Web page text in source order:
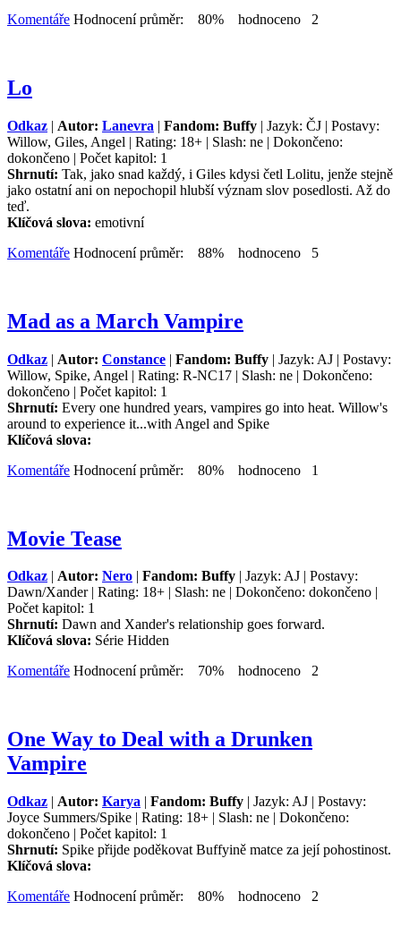
Komentáře Hodnocení průměr: 80% hodnoceno 2
Lo
Odkaz | Autor: Lanevra | Fandom: Buffy | Jazyk: ČJ | Postavy:
Willow, Giles, Angel | Rating: 18+ | Slash: ne | Dokončeno:
dokončeno | Počet kapitol: 1
Shrnutí: Tak, jako snad každý, i Giles kdysi četl Lolitu, jenže stejně
jako ostatní ani on nepochopil hlubší význam slov posedlosti. Až do
teď.
Klíčová slova: emotivní
Komentáře Hodnocení průměr: 88% hodnoceno 5
Mad as a March Vampire
Odkaz | Autor: Constance | Fandom: Buffy | Jazyk: AJ | Postavy:
Willow, Spike, Angel | Rating: R-NC17 | Slash: ne | Dokončeno:
dokončeno | Počet kapitol: 1
Shrnutí: Every one hundred years, vampires go into heat. Willow's
around to experience it...with Angel and Spike
Klíčová slova:
Komentáře Hodnocení průměr: 80% hodnoceno 1
Movie Tease
Odkaz | Autor: Nero | Fandom: Buffy | Jazyk: AJ | Postavy:
Dawn/Xander | Rating: 18+ | Slash: ne | Dokončeno: dokončeno |
Počet kapitol: 1
Shrnutí: Dawn and Xander's relationship goes forward.
Klíčová slova: Série Hidden
Komentáře Hodnocení průměr: 70% hodnoceno 2
One Way to Deal with a Drunken
Vampire
Odkaz | Autor: Karya | Fandom: Buffy | Jazyk: AJ | Postavy:
Joyce Summers/Spike | Rating: 18+ | Slash: ne | Dokončeno:
dokončeno | Počet kapitol: 1
Shrnutí: Spike přijde poděkovat Buffyině matce za její pohostinost.
Klíčová slova:
Komentáře Hodnocení průměr: 80% hodnoceno 2